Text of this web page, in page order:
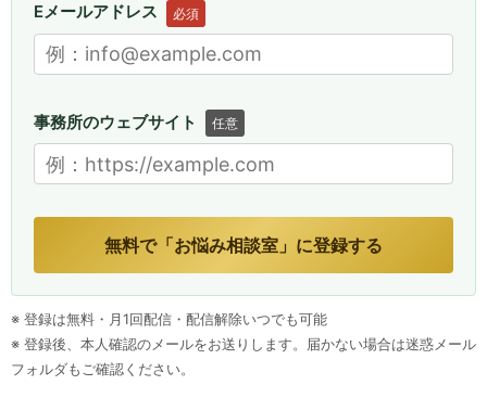
Eメールアドレス 必須
事務所のウェブサイト 任意
無料で「お悩み相談室」に登録する
※ 登録は無料・月1回配信・配信解除いつでも可能
※ 登録後、本人確認のメールをお送りします。届かない場合は迷惑メール
フォルダもご確認ください。